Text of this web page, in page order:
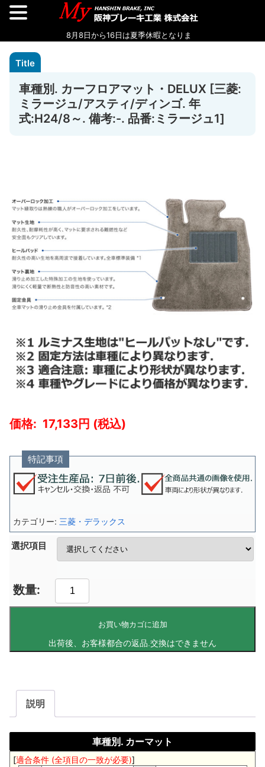
車種別. カーフロアマット・DELUX [三菱:
ミラージュ/アスティ/ディンゴ. 年
式:H24/8～. 備考:-. 品番:ミラージュ1]
17,133
特記事項
選択項目
お買い物カゴに追加
カテゴリー: 三菱・デラックス
説明
車種別. カーマット
[適合条件 (全項目の一致が必要)]